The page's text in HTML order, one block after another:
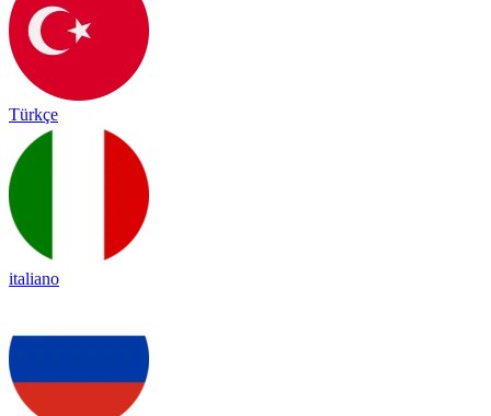
Türkçe
italiano